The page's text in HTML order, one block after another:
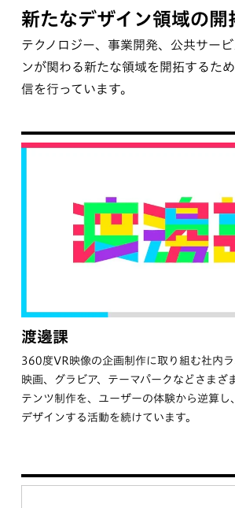
新たなデザイン領域の開
テクノロジー、事業開発、公共サー
ンが関わる新たな領域を開拓するた
信を行っています。
渡邊課
360度VR映像の企画制作に取り組む社内ラ
映画、グラビア、テーマパークなどさまざ
テンツ制作を、ユーザーの体験から逆算し
デザインする活動を続けています。